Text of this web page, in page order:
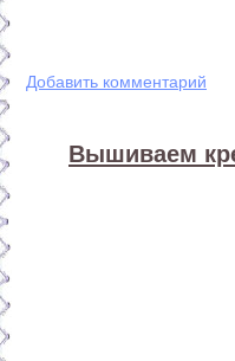
Добавить комментарий
Вышиваем